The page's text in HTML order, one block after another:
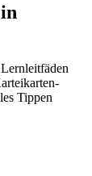
Tippen